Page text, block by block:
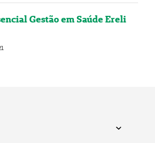
Gestão em Saúde Ereli